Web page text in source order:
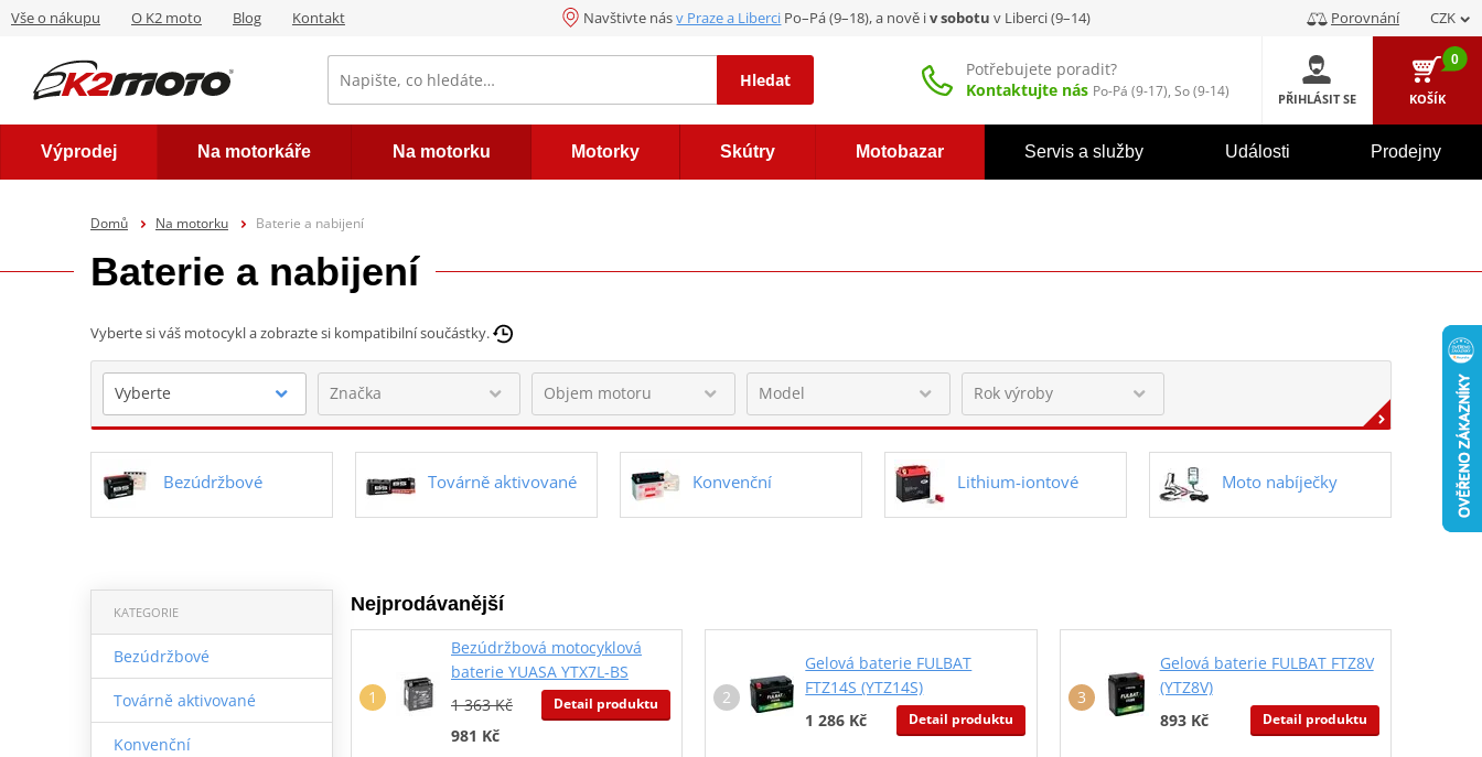
Vše o nákupu O K2 moto Blog Kontakt Navštivte násv Praze a Liberci Po–Pá (9–18), a nově iv sobotu v Liberci (9–14) Porovnání CZK
Hledat
Potřebujete poradit?
Kontaktujte nás Po-Pá (9-17), So (9-14) PŘIHLÁSIT SE
0
KOŠÍK
Výprodej Na motorkáře Na motorku Motorky Skútry Motobazar Servis a služby Události Prodejny
Domů Na motorku Baterie a nabijení
Baterie a nabijení
Vyberte si váš motocykl a zobrazte si kompatibilní součástky.
Bezúdržbové Továrně aktivované Konvenční Lithium-iontové Moto nabíječky
Nejprodávanější
Bezúdržbová motocyklová
baterie YUASA YTX7L-BS
1 363 Kč
981 Kč
Detail produktu
Gelová baterie FULBAT
FTZ14S (YTZ14S)
1 286 Kč
Detail produktu
Gelová baterie FULBAT FTZ8V
(YTZ8V)
893 Kč
Detail produktu
KATEGORIE
Bezúdržbové
Továrně aktivované
Konvenční